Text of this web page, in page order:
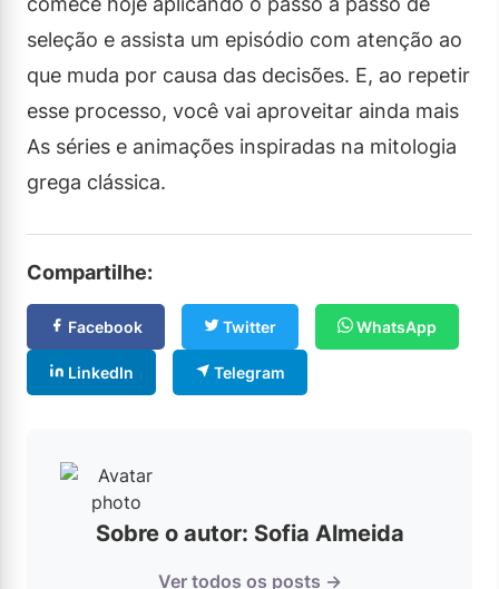
seleção e assista um episódio com atenção ao
que muda por causa das decisões. E, ao repetir
esse processo, você vai aproveitar ainda mais
As séries e animações inspiradas na mitologia
grega clássica.
Compartilhe:
Facebook Twitter WhatsApp
LinkedIn Telegram
Sobre o autor: Sofia Almeida
Ver todos os posts →